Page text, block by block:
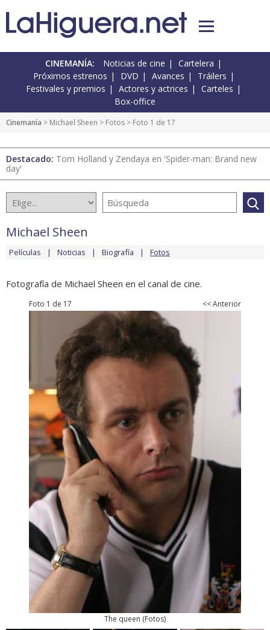
CINEMANÍA: Noticias de cine
Cartelera
Próximos estrenos
DVD Avances
Tráilers
Festivales y premios
Actores y actrices
Carteles
Box-office
Cinemanía > Michael Sheen > Fotos > Foto 1 de 17
Destacado: Tom Holland y Zendaya en 'Spider-man: Brand new
day'
Michael Sheen
Películas Noticias Biografía Fotos
Fotografía de Michael Sheen en el canal de cine.
Foto 1 de 17 << Anterior
The queen (Fotos)